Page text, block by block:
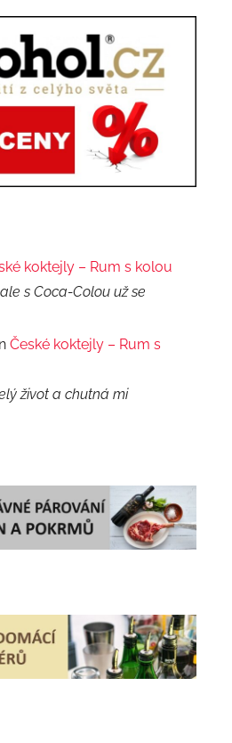
koktejly – Rum s kolou
s Coca-Colou už se
České koktejly – Rum s
život a chutná mi